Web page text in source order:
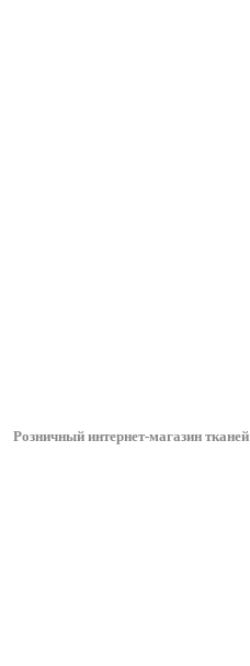
Розничный интернет-магазин тканей